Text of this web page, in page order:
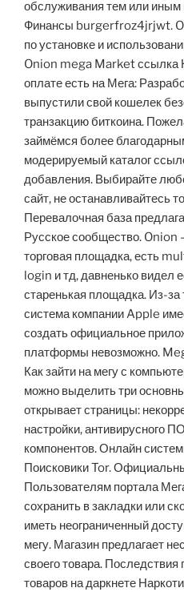
обслуживания тем или иным
Финансы burgerfroz4jrjwt.
по установке и
Onion mega Market ссылка
оплате есть на Мега:
выпустили свой кошелек
транзакцию биткоина.
займёмся более
модерируемый каталог
добавления. Выбирайте
сайт, не останавливайтесь
Перевалочная база
Русское сообщество. Onion
торговая площадка, есть
login и тд, давненько видел
старенькая площадка. Из-за
система компании Apple
создать официальное
платформы невозможно.
Как зайти на мегу с
можно выделить три
открывает страницы:
настройки, антивирусного
компонентов. Онлайн
Поисковики Tor.
Пользователям портала
сохранить в закладки или
иметь неограниченный
мегу. Магазин предлагает
своего товара. Последствия
товаров на даркнете